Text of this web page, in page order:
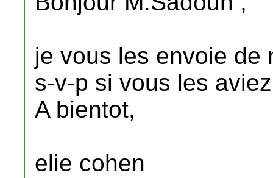
je vous les envoie de
s-v-p si vous les
A bientot,
elie cohen